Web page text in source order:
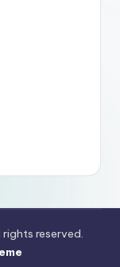
rights reserved.